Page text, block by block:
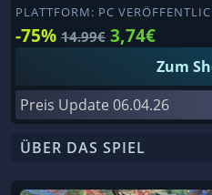
PLATTFORM: PC
-75% 14.99€ 3,74€
Zum
Preis Update 06.04.26
ÜBER DAS SPIEL